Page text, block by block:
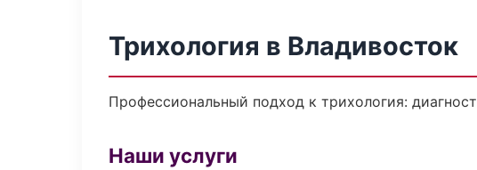
Трихология в Владивосток
Профессиональный подход к трихология:
Наши услуги